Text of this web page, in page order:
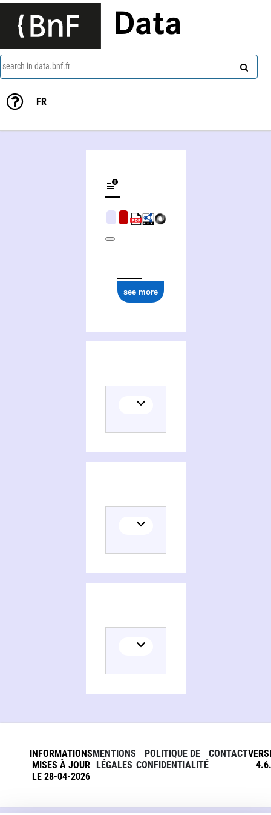
Data
search in data.bnf.fr
FR
see more
INFORMATIONS
MISES À JOUR
LE 28-04-2026
MENTIONS
LÉGALES
POLITIQUE DE
CONFIDENTIALITÉ
CONTACT